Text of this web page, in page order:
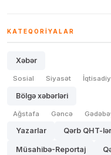
KATEQORIYALAR
Xəbər
Sosial Siyasət
Bölgə xəbərləri
Ağstafa Gəncə
Yazarlar Qərb QHT-
Müsahibə-Reportaj